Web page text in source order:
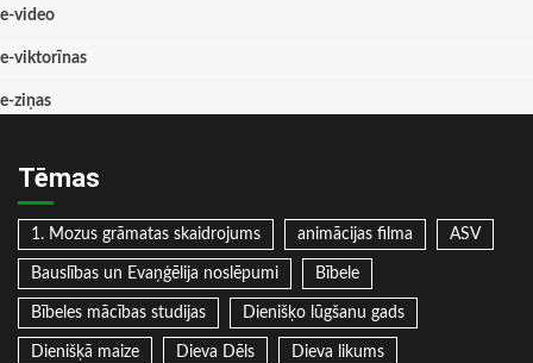
e-video
e-viktorīnas
e-ziņas
Tēmas
1. Mozus grāmatas skaidrojums animācijas filma ASV
Bauslības un Evaņģēlija noslēpumi Bībele
Bībeles mācības studijas Dienišķo lūgšanu gads
Dienišķā maize Dieva Dēls Dieva likums